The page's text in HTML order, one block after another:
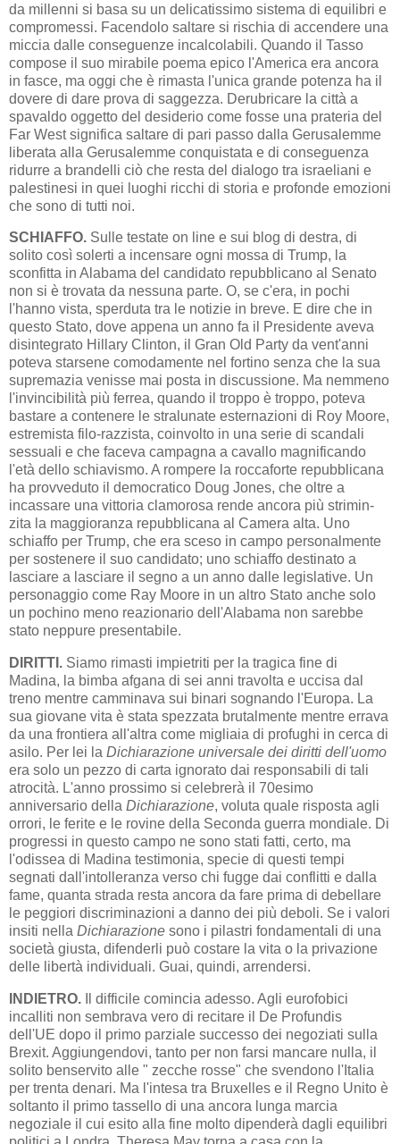
da millenni si basa su un delicatissimo sistema di equilibri e
compromessi. Facendolo saltare si rischia di accendere una
miccia dal­le conseguenze incalcolabili. Quando il Tasso
compose il suo mirabile poe­ma epico l'America era ancora
in fasce, ma oggi che è rimasta l'uni­ca grande potenza ha il
dovere di dare prova di saggezza. De­ru­bri­care la città a
spavaldo oggetto del desiderio come fosse una prateria del
Far West significa saltare di pari passo dalla Gerusalemme
liberata alla Gerusalemme conquistata e di conseguenza
ridurre a brandelli ciò che resta del dialogo tra israeliani e
palestinesi in quei luoghi ricchi di storia e profonde emozioni
che sono di tutti noi.
SCHIAFFO. Sulle testate on line e sui blog di destra, di
solito così so­lerti a incensare ogni mossa di Trump, la
sconfitta in Alabama del can­didato repubblicano al Senato
non si è trovata da nessuna parte. O, se c'era, in pochi
l'hanno vista, sperduta tra le notizie in breve. E dire che in
questo Stato, dove appena un anno fa il Presidente aveva
disinte­gra­to Hillary Clinton, il Gran Old Party da vent'anni
poteva starsene co­mo­damente nel fortino senza che la sua
su­pre­ma­zia venisse mai posta in discussione. Ma nemmeno
l'invincibilità più ferrea, quando il trop­po è troppo, poteva
bastare a contenere le stralunate esternazioni di Roy Moore,
estre­mi­sta filo-razzista, coinvolto in una serie di scandali
ses­suali e che faceva campagna a cavallo ma­gnificando
l'età dello schia­vi­smo. A rompere la roccaforte repubblicana
ha provveduto il de­mo­cra­tico Doug Jones, che oltre a
incassare una vittoria clamorosa rende ancora più stri­min­
zita la maggioranza repubblicana al Camera alta. Uno
schiaffo per Trump, che era sceso in campo personalmente
per sostenere il suo candidato; uno schiaffo destinato a
lasciare a lasciare il segno a un anno dalle legislative. Un
personaggio come Ray Moore in un altro Stato anche solo
un pochino meno reazionario dell'Alabama non sarebbe
stato neppure presentabile.
DIRITTI. Siamo rimasti impietriti per la tragica fine di
Madina, la bim­ba afgana di sei anni travolta e uccisa dal
treno mentre camminava sui binari sognando l'Europa. La
sua giovane vita è stata spezzata bru­tal­­mente mentre errava
da una frontiera all'altra come migliaia di pro­fu­­ghi in cerca di
asilo. Per lei la Dichiarazione universale dei diritti del­­l'uomo
era solo un pezzo di carta ignorato dai responsabili di tali
atro­­cità. L'anno prossimo si celebrerà il 70esimo
anniversario della Di­chia­razione, voluta quale risposta agli
orrori, le ferite e le rovine della Se­conda guerra mondiale. Di
progressi in questo campo ne sono stati fatti, certo, ma
l'odissea di Madina testimonia, specie di questi tempi
segnati dall'intolleranza verso chi fugge dai conflitti e dalla
fame, quan­­ta strada resta ancora da fare prima di debellare
le peggiori di­scri­mi­nazioni a danno dei più deboli. Se i valori
insiti nella Dichiarazione sono i pilastri fondamentali di una
società giusta, difenderli può costare la vita o la privazione
delle libertà individuali. Guai, quindi, arrender­si.
INDIETRO. Il difficile comincia adesso. Agli eurofobici
incalliti non sembrava vero di recitare il De Profundis
dell'UE dopo il primo parziale successo dei negoziati sulla
Brexit. Aggiungendovi, tanto per non farsi mancare nulla, il
solito benservito alle " zecche rosse" che svendono l'Italia
per trenta denari. Ma l'intesa tra Bruxelles e il Regno Unito è
soltanto il primo tassello di una ancora lunga marcia
negoziale il cui esito alla fine molto dipenderà dagli equilibri